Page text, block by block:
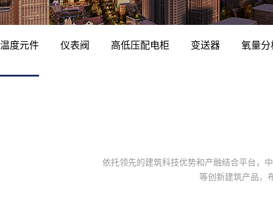
温度元件 仪表阀 高低压配电柜 变送器 氧量分
依托领先的建筑科技优势和产融结合平台，
等创新建筑产品，